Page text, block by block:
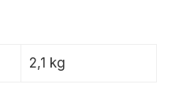
2,1 kg